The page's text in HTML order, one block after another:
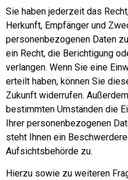
Sie haben jederzeit das
Herkunft, Empfänger und
personenbezogenen Daten
ein Recht, die Berichtigung
verlangen. Wenn Sie eine
erteilt haben, können Sie
Zukunft widerrufen.
bestimmten Umständen die
Ihrer personenbezogenen
steht Ihnen ein
Aufsichtsbehörde zu.
Hierzu sowie zu weiteren